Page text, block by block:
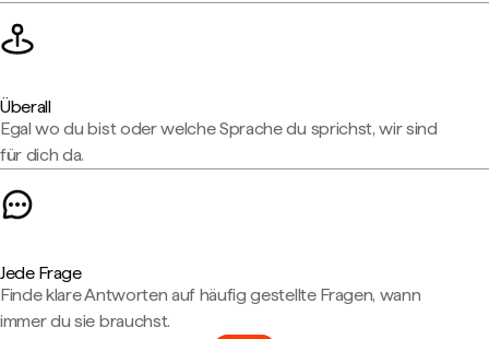
Überall
Egal wo du bist oder welche Sprache du sprichst, wir sind
für dich da.
Jede Frage
Finde klare Antworten auf häufig gestellte Fragen, wann
immer du sie brauchst.